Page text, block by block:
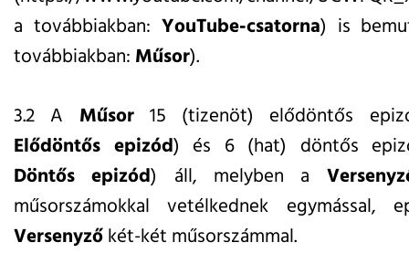
a továbbiakban: YouTube-csatorna) is
továbbiakban: Műsor).
3.2 A Műsor15 (tizenöt) elődöntős
Elődöntős epizód) és 6 (hat) döntős
Döntős epizód) áll, melyben a
műsorszámokkal vetélkednek egymással,
Versenyzőkét-két műsorszámmal.